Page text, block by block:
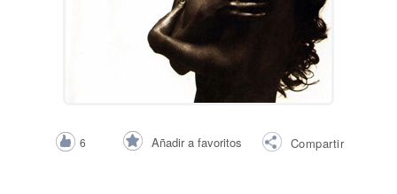
6 Añadir a favoritos Compartir